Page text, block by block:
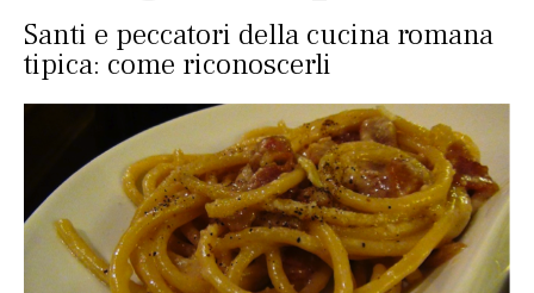
Santi e peccatori della cucina romana
tipica: come riconoscerli